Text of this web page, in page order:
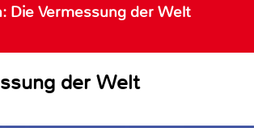
Die Vermessung der Welt
der Welt